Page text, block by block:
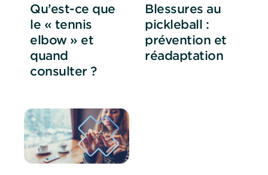
Qu’est-ce que
le « tennis
elbow » et
quand
consulter ?
Blessures au
pickleball :
prévention et
réadaptation